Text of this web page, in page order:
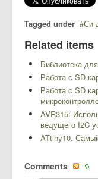
Tagged under Си
Related items
Библиотека
Работа с SD
Работа с SD
AVR315:
ведущего I2C
ATtiny10.
Comments